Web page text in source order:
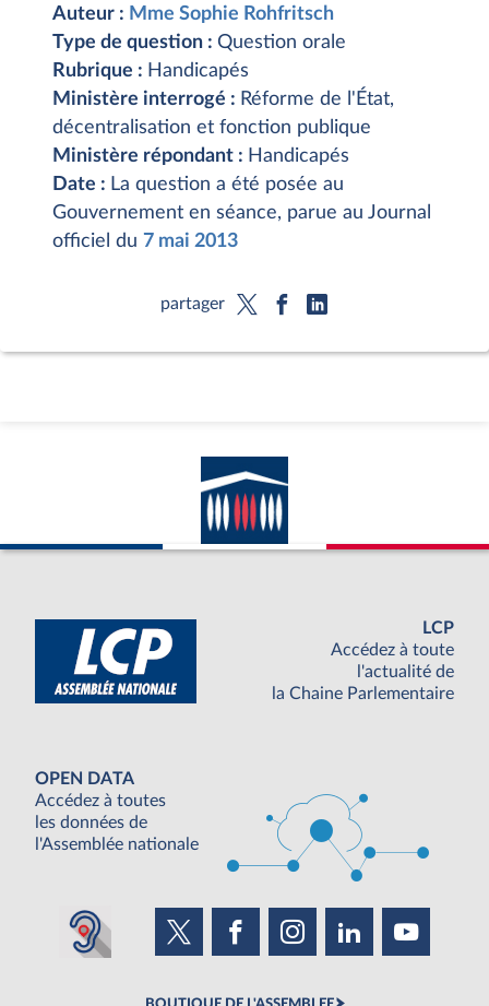
Auteur : Mme Sophie Rohfritsch
Type de question : Question orale
Rubrique : Handicapés
Ministère interrogé : Réforme de l'État,
décentralisation et fonction publique
Ministère répondant : Handicapés
Date : La question a été posée au
Gouvernement en séance, parue au Journal
officiel du 7 mai 2013
partager
LCP
Accédez à toute
l'actualité de
la Chaine Parlementaire
OPEN DATA
Accédez à toutes
les données de
l'Assemblée nationale